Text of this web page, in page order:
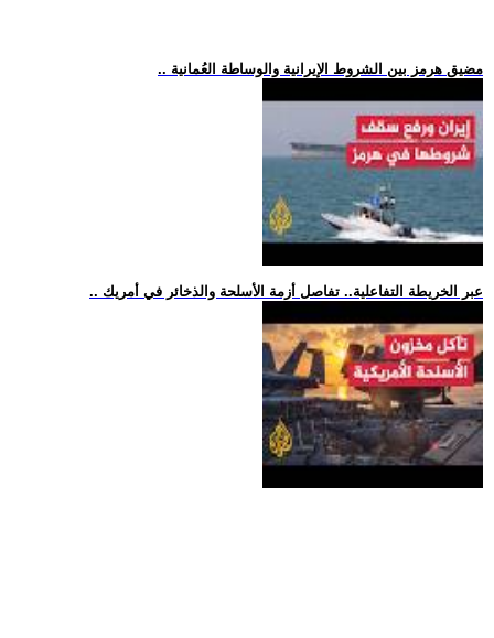
.. مضيق هرمز بين الشروط الإيرانية والوساطة العُمانية
.. عبر الخريطة التفاعلية.. تفاصل أزمة الأسلحة والذخائر في أمريك